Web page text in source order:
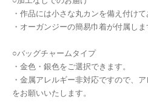
・作品には小さな丸カンを備え付けて
・オーガンジーの簡易巾着が付属しま
○バッグチャームタイプ
・金色・銀色をご選択できます。
・金属アレルギー非対応ですので、
をお願いいたします。